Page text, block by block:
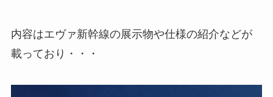
内容はエヴァ新幹線の展示物や仕様の紹介などが
載っており・・・